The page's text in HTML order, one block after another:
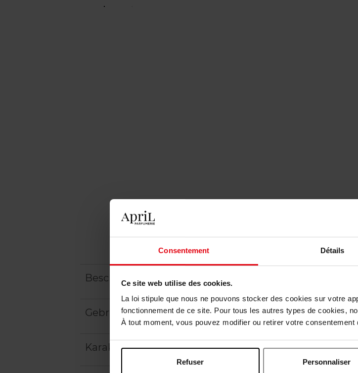
Consentement Détails
Ce site web utilise des cookies.
La loi stipule que nous ne pouvons stocker des cookies sur votre
fonctionnement de ce site. Pour tous les autres types de cookies,
À tout moment, vous pouvez modifier ou retirer votre
Refuser Personnaliser
Beschrijving
Gebruiksadvies
Karakteristieken